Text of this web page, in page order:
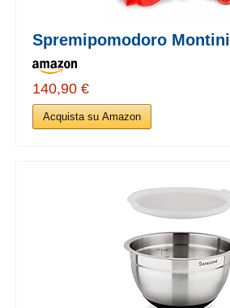
Spremipomodoro Montini
140,90 €
Acquista su Amazon